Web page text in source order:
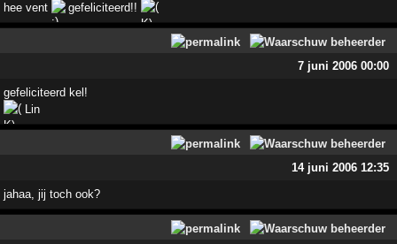
hee vent gefeliciteerd!!
7 juni 2006 00:00
gefeliciteerd kel!
Lin
14 juni 2006 12:35
jahaa, jij toch ook?